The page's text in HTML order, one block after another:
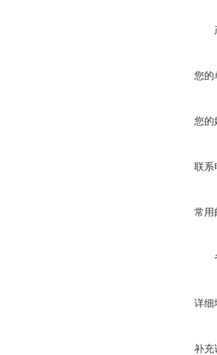
您的
您的
联系
常用
详细
补充